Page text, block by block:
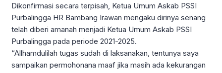
Dikonfirmasi secara terpisah, Ketua Umum Askab PSSI
Purbalingga HR Bambang Irawan mengaku dirinya senang
telah diberi amanah menjadi Ketua Umum Askab PSSI
Purbalingga pada periode 2021-2025.
“Allhamdulilah tugas sudah di laksanakan, tentunya saya
sampaikan permohonana maaf jika masih ada kekurangan